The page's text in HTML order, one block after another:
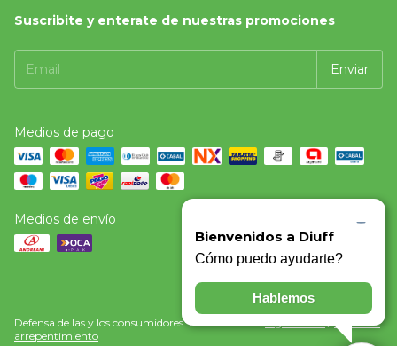
Suscribite y enterate de nuestras promociones
Medios de pago
Medios de envío
Defensa de las y los consumidores. Para reclamos ingresá acá. / Botón de
arrepentimiento